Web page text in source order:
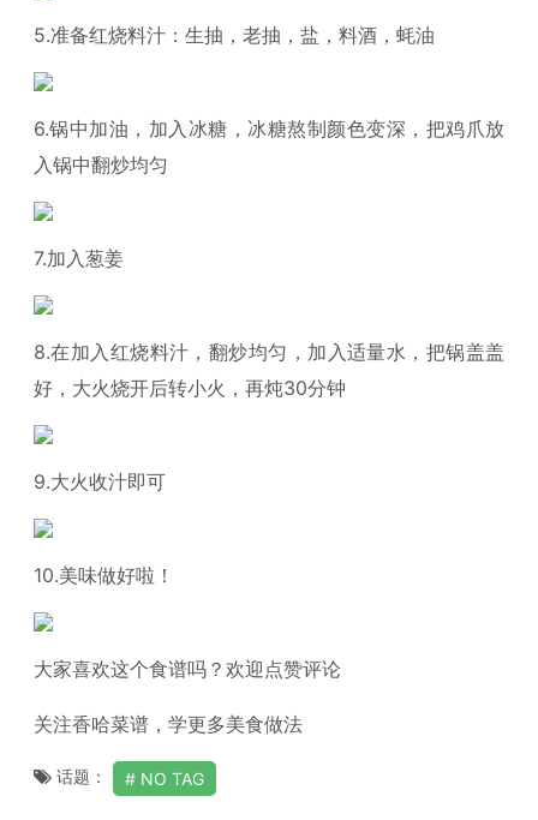
5.准备红烧料汁：生抽，老抽，盐，料酒，蚝油
6.锅中加油，加入冰糖，冰糖熬制颜色变深，把鸡爪放
入锅中翻炒均匀
7.加入葱姜
8.在加入红烧料汁，翻炒均匀，加入适量水，把锅盖盖
好，大火烧开后转小火，再炖30分钟
9.大火收汁即可
10.美味做好啦！
大家喜欢这个食谱吗？欢迎点赞评论
关注香哈菜谱，学更多美食做法
话题： NO TAG